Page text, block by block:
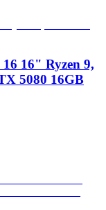
16" Ryzen 9,
5080 16GB